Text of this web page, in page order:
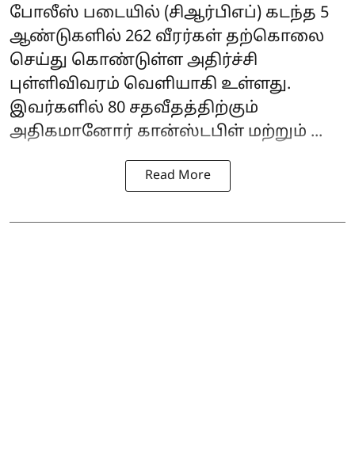
போலீஸ் படையில் (சிஆர்பிஎப்) கடந்த 5
ஆண்டுகளில் 262 வீரர்கள் தற்கொலை
செய்து கொண்டுள்ள அதிர்ச்சி
புள்ளிவிவரம் வெளியாகி உள்ளது.
இவர்களில் 80 சதவீதத்திற்கும்
அதிகமானோர் கான்ஸ்டபிள் மற்றும் ...
Read More